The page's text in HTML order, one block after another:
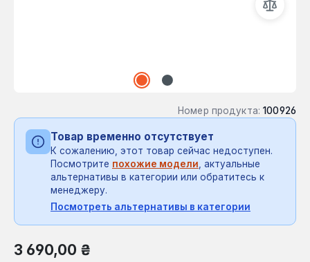
Номер продукта: 100926
Товар временно отсутствует
К сожалению, этот товар сейчас недоступен.
Посмотрите похожие модели, актуальные
альтернативы в категории или обратитесь к
менеджеру.
Посмотреть альтернативы в категории
Обычная цена:
3 690,00 ₴